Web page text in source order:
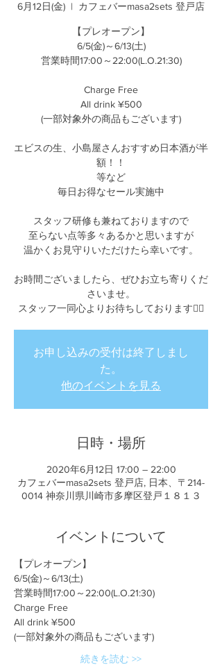
6月12日(金)
  |
カフェバーmasa2sets 登戸店
【プレオープン】
6/5(金)～6/13(土)
営業時間17:00～22:00(L.O.21:30)
Charge Free
All drink ¥500
(一部対象外の商品もございます)
エビスの生、小島屋さんおすすめ日本酒が半
額！！
等など
毎日お得なセール実施中
スタッフ研修も兼ねておりますので
至らない点等多々あるかと思いますが
温かくお見守りいただけたら幸いです。
お時間ございましたら、ぜひお立ち寄りくだ
さいませ。
スタッフ一同心よりお待ちしております🙇‍♂️
お申し込みの受付は終了しまし
た。
他のイベントを見る
日時・場所
2020年6月12日 17:00 – 22:00
カフェバーmasa2sets 登戸店, 日本、〒214-
0014 神奈川県川崎市多摩区登戸１８１３
イベントについて
【プレオープン】
6/5(金)～6/13(土)
営業時間17:00～22:00(L.O.21:30)
Charge Free
All drink ¥500
(一部対象外の商品もございます)
続きを読む >>